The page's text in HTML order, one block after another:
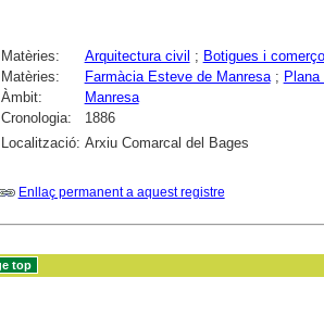
Matèries: Arquitectura civil ; Botigues i
Matèries:
Farmàcia Esteve de Manresa;
Àmbit:
Manresa
Cronologia:
1886
Localització: Arxiu Comarcal del Bages
Enllaç permanent a aquest registre